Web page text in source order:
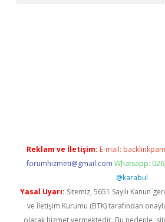
Reklam ve İletişim: E-mail:
forumhizmeti@gmail.com Whatsapp:
@karabul
Yasal Uyarı: Sitemiz, 5651 Sayılı Kanun
ve İletişim Kurumu (BTK) tarafından
olarak hizmet vermektedir. Bu nedenle,